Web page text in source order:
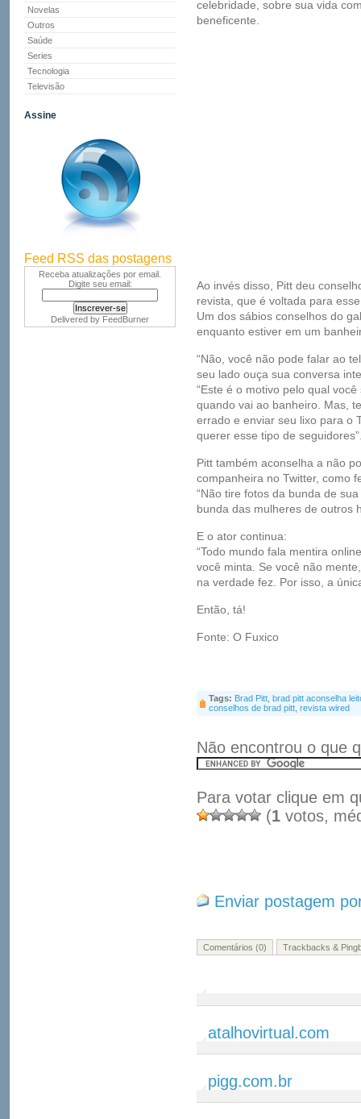
Novelas
Outros
Saúde
Series
Tecnologia
Televisão
Assine
Feed RSS das postagens
Receba atualizações por email.
Digite seu email:
Delivered by FeedBurner
celebridade, sobre sua vida
beneficente.
Ao invés disso, Pitt deu
revista, que é voltada para
Um dos sábios conselhos do
enquanto estiver em um
“Não, você não pode falar ao
seu lado ouça sua conversa
“Este é o motivo pelo qual
quando vai ao banheiro. Mas,
errado e enviar seu lixo para o
querer esse tipo de
Pitt também aconselha a não
companheira no Twitter, como
“Não tire fotos da bunda de
bunda das mulheres de outros
E o ator continua:
“Todo mundo fala mentira
você minta. Se você não
na verdade fez. Por isso, a
Então, tá!
Fonte: O Fuxico
Tags: Brad Pitt brad pitt aconselha
conselhos de brad pitt revista wired
Não encontrou o que
Para votar clique em
(1 votos,
Enviar postagem
Comentários (0) Trackbacks &
atalhovirtual.com
pigg.com.br